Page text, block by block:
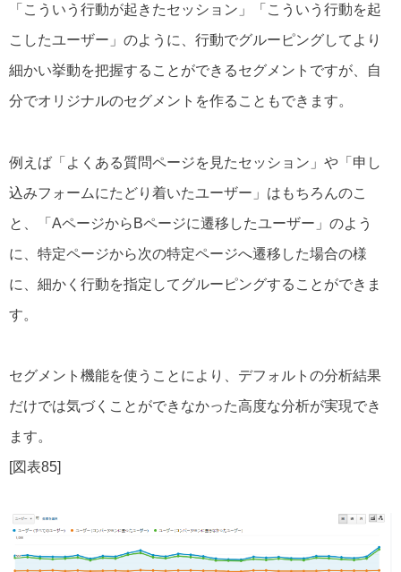
「こういう行動が起きたセッション」「こういう行動を起
こしたユーザー」のように、行動でグルーピングしてより
細かい挙動を把握することができるセグメントですが、自
分でオリジナルのセグメントを作ることもできます。
例えば「よくある質問ページを見たセッション」や「申し
込みフォームにたどり着いたユーザー」はもちろんのこ
と、「AページからBページに遷移したユーザー」のよう
に、特定ページから次の特定ページへ遷移した場合の様
に、細かく行動を指定してグルーピングすることができま
す。
セグメント機能を使うことにより、デフォルトの分析結果
だけでは気づくことができなかった高度な分析が実現でき
ます。
[図表85]